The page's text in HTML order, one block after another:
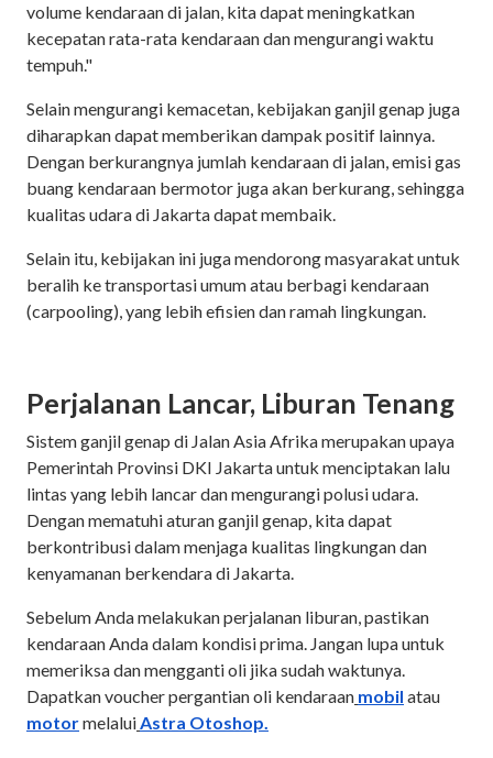
volume kendaraan di jalan, kita dapat meningkatkan
kecepatan rata-rata kendaraan dan mengurangi waktu
tempuh."
Selain mengurangi kemacetan, kebijakan ganjil genap juga
diharapkan dapat memberikan dampak positif lainnya.
Dengan berkurangnya jumlah kendaraan di jalan, emisi gas
buang kendaraan bermotor juga akan berkurang, sehingga
kualitas udara di Jakarta dapat membaik.
Selain itu, kebijakan ini juga mendorong masyarakat untuk
beralih ke transportasi umum atau berbagi kendaraan
(carpooling), yang lebih efisien dan ramah lingkungan.
Perjalanan Lancar, Liburan Tenang
Sistem ganjil genap di Jalan Asia Afrika merupakan upaya
Pemerintah Provinsi DKI Jakarta untuk menciptakan lalu
lintas yang lebih lancar dan mengurangi polusi udara.
Dengan mematuhi aturan ganjil genap, kita dapat
berkontribusi dalam menjaga kualitas lingkungan dan
kenyamanan berkendara di Jakarta.
Sebelum Anda melakukan perjalanan liburan, pastikan
kendaraan Anda dalam kondisi prima. Jangan lupa untuk
memeriksa dan mengganti oli jika sudah waktunya.
Dapatkan voucher pergantian oli kendaraan mobil atau
motormelaluiAstra Otoshop.